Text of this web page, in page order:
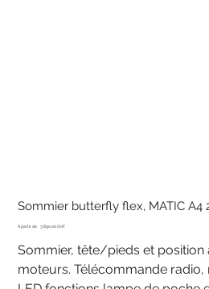
Sommier butterfly flex, MATIC A4
À partir de Prix
3'890.00 CHF
Sommier, tête/pieds et position
moteurs. Télécommande radio,